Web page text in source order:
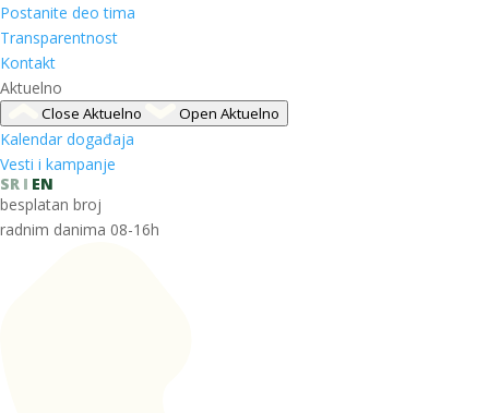
Postanite deo tima
Transparentnost
Kontakt
Aktuelno
Close Aktuelno Open Aktuelno
Kalendar događaja
Vesti i kampanje
SR
EN
besplatan broj
radnim danima 08-16h